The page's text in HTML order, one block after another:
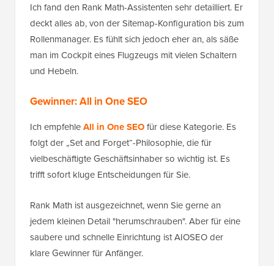
Ich fand den Rank Math-Assistenten sehr detailliert. Er
deckt alles ab, von der Sitemap-Konfiguration bis zum
Rollenmanager. Es fühlt sich jedoch eher an, als säße
man im Cockpit eines Flugzeugs mit vielen Schaltern
und Hebeln.
Gewinner: All in One SEO
Ich empfehleAll in One SEOfür diese Kategorie. Es
folgt der „Set and Forget“-Philosophie, die für
vielbeschäftigte Geschäftsinhaber so wichtig ist. Es
trifft sofort kluge Entscheidungen für Sie.
Rank Math ist ausgezeichnet, wenn Sie gerne an
jedem kleinen Detail "herumschrauben". Aber für eine
saubere und schnelle Einrichtung ist AIOSEO der
klare Gewinner für Anfänger.